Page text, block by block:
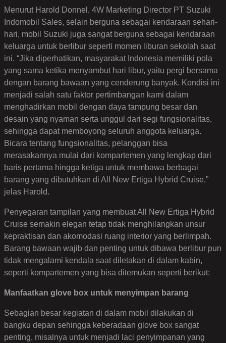
Menurut Harold Donnel, 4W Marketing Director PT Suzuki
Indomobil Sales, selain berguna sebagai kendaraan sehari-
hari, mobil Suzuki juga sangat berguna sebagai kendaraan
keluarga untuk berlibur seperti momen liburan sekolah saat
ini. “Jika diperhatikan, masyarakat Indonesia memiliki pola
yang sama ketika menyambut hari libur, yaitu pergi bersama
dengan barang bawaan yang cenderung banyak. Kondisi ini
menjadi salah satu faktor pertimbangan kami dalam
menghadirkan mobil dengan daya tampung besar dan
desain yang nyaman serta unggul dari segi fungsionalitas,
sehingga dapat memboyong seluruh anggota keluarga.
Bicara tentang fungsionalitas, pelanggan bisa
merasakannya mulai dari kompartemen yang lengkap dari
baris pertama hingga ketiga untuk membawa berbagai
barang yang dibutuhkan di All New Ertiga Hybrid Cruise,”
jelas Harold.
Penyegaran tampilan yang membuat All New Ertiga Hybrid
Cruise semakin elegan tetap tidak menghilangkan unsur
kepraktisan dan akomodasi ruang interior yang berlimpah.
Barang bawaan wajib dan penting untuk dibawa berlibur pun
tidak mengalami kendala saat diletakan di dalam kabin,
seperti kompartemen yang bisa ditemukan seperti berikut:
Manfaatkan glove box untuk menyimpan barang
Sebagian besar kegiatan di dalam mobil dilakukan di
bangku depan sehingga keberadaan glove box sangat
penting, misalnya untuk menjadi laci penyimpanan yang